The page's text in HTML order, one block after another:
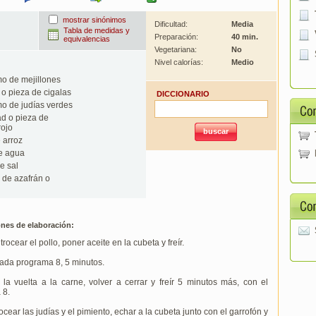
mostrar sinónimos
Tabla de medidas y
equivalencias
de mejillones
pieza de cigalas
de judías verdes
o pieza de
arroz
agua
sal
azafrán o
Dificultad:
Media
Preparación:
40 min.
Vegetariana:
No
Nivel calorías:
Medio
DICCIONARIO
de elaboración:
el pollo, poner aceite en la cubeta y freír.
programa 8, 5 minutos.
la vuelta a la carne, volver a cerrar y freír 5 minutos más, con el
8.
las judías y el pimiento, echar a la cubeta junto con el garrofón y